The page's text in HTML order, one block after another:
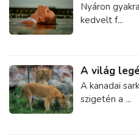
Nyáron
kedvelt f...
A világ
A kanadai
szigetén a ...